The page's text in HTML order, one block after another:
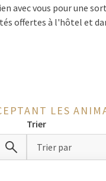
avec vous pour une
offertes à l'hôtel et
de la famille et que
sont
le supplément pour
toutes les
LES
Trier
Trier par